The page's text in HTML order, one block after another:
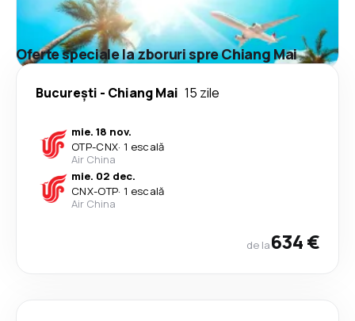
Oferte speciale la zboruri spre Chiang Mai
București - Chiang Mai 15 zile
mie. 18 nov.
OTP-CNX· 1 escală
Air China
mie. 02 dec.
CNX-OTP· 1 escală
Air China
de la634 €